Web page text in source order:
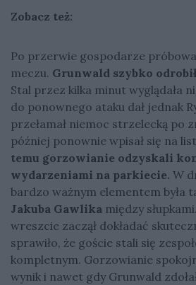
Zobacz też:
Po przerwie gospodarze
meczu. Grunwald szybko
Stal przez kilka minut wyglądała
do ponownego ataku dał jednak
przełamał niemoc strzelecką po
później ponownie wpisał się na
temu gorzowianie odzyskali
wydarzeniami na parkiecie. W
bardzo ważnym elementem była
Jakuba Gawlika między
wreszcie zaczął dokładać
sprawiło, że goście stali się
kompletnym. Gorzowianie
wynik i nawet gdy Grunwald